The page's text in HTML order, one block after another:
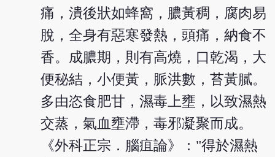
痛，潰後狀如蜂窩，膿黃稠，腐肉易
脫，全身有惡寒發熱，頭痛，納食不
香。成膿期，則有高燒，口乾渴，大
便秘結，小便黃，脈洪數，苔黃膩。
多由恣食肥甘，濕毒上壅，以致濕熱
交蒸，氣血壅滯，毒邪凝聚而成。
《外科正宗．腦疽論》："得於濕熱